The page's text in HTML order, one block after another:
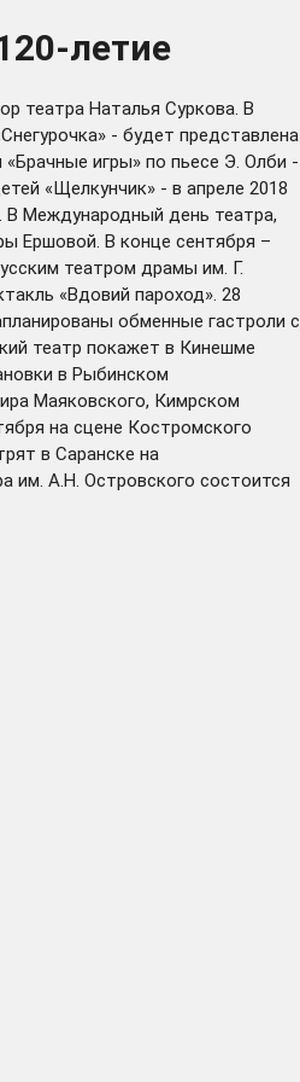
летие
театра Наталья Суркова. В
- будет представлена
игры» по пьесе Э. Олби -
«Щелкунчик» - в апреле 2018
В Международный день театра,
Ершовой. В конце сентября –
театром драмы им. Г.
«Вдовий пароход». 28
обменные гастроли с
театр покажет в Кинешме
в Рыбинском
Маяковского, Кимрском
на сцене Костромского
в Саранске на
им. А.Н. Островского состоится